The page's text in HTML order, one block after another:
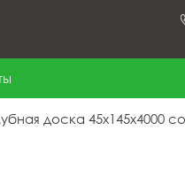
доска 45x145x4000